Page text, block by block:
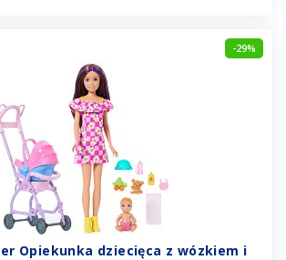
-29%
Opiekunka dziecięca z wózkiem i